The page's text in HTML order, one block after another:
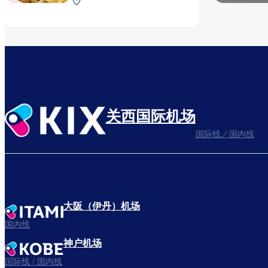
关西国际机场
国际线／国内线
大阪（伊丹）机场
国内线
神户机场
国际线 / 国内线